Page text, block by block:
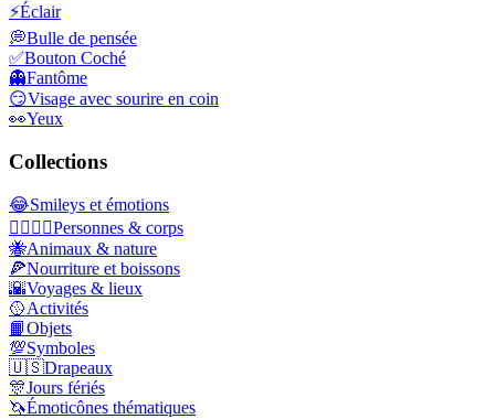
⚡Éclair
💭Bulle de pensée
✅Bouton Coché
👻Fantôme
😏Visage avec sourire en coin
👀Yeux
Collections
😂Smileys et émotions
👩‍❤️‍💋‍👨Personnes & corps
🐝Animaux & nature
🍕Nourriture et boissons
🌇Voyages & lieux
🥎Activités
📙Objets
💯Symboles
🇺🇸Drapeaux
🎊Jours fériés
🦄Émoticônes thématiques